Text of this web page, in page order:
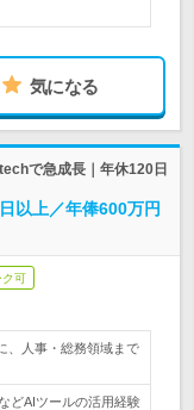
気になる
で急成長｜年休120日
以上／年俸600万円
ク可
、人事・総務領域まで
どAIツールの活用経験